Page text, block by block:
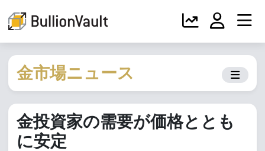
金市場ニュース
金投資家の需要が価格ととも
に安定